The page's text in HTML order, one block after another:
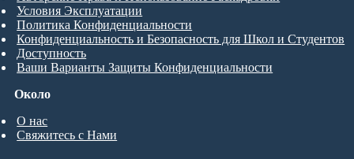
Около
О нас
Свяжитесь с Нами
Условия Эксплуатации
Политика Конфиденциальности
Конфиденциальность и Безопасность для Школ и Студентов
Доступность
Ваши Варианты Защиты Конфиденциальности